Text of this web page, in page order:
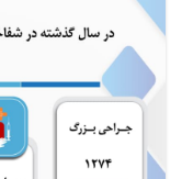
(۴۷۲۴)
های
جراحی
با
اجرا